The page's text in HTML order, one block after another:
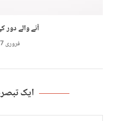
آنے والے دور
فروری 17, 2026
ایک